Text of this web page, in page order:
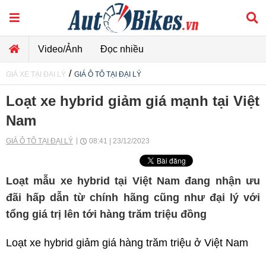
Video/Ảnh Đọc nhiều
GIÁ XE TẠI ĐẠI LÝ / GIÁ Ô TÔ TẠI ĐẠI LÝ
Loạt xe hybrid giảm giá mạnh tại Việt
Nam
GIÁ Ô TÔ TẠI ĐẠI LÝ 08:41 | 23/12/2023
Loạt mẫu xe hybrid tại Việt Nam đang nhận ưu
đãi hấp dẫn từ chính hãng cũng như đại lý với
tổng giá trị lên tới hàng trăm triệu đồng
Loạt xe hybrid giảm giá hàng trăm triệu ở Việt Nam